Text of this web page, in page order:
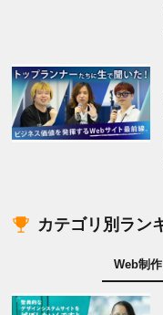
カテゴリ別ラン
Web制作